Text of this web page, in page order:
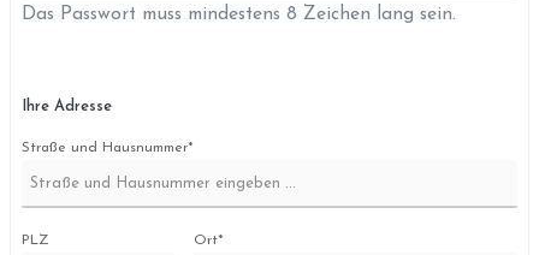
Das Passwort muss mindestens 8 Zeichen lang sein.
Ihre Adresse
Straße und Hausnummer*
PLZ Ort*